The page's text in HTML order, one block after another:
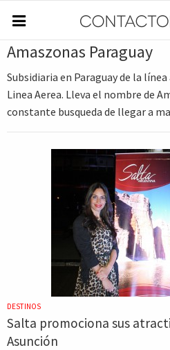
Amaszonas Paraguay
Subsidiaria en Paraguay de la
Linea Aerea. Lleva el nombre de
constante busqueda de llegar a
DESTINOS
Salta promociona sus
Asunción